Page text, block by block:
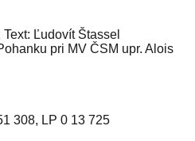
Ľudovít Štassel
pri MV ČSM upr. Alois
308, LP 0 13 725